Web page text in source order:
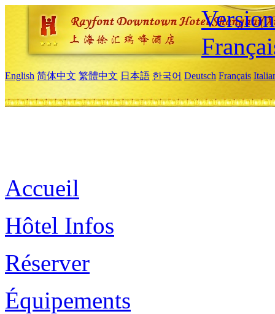
English 简体中文 繁體中文 日本語 한국어 Deutsch Français
Accueil
Hôtel Infos
Réserver
Équipements